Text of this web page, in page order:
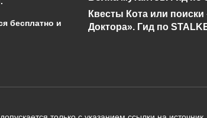
бесплатно и
Квесты Кота или поиски
Доктора». Гид по